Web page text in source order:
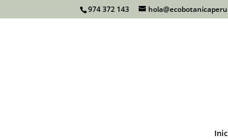
974 372 143